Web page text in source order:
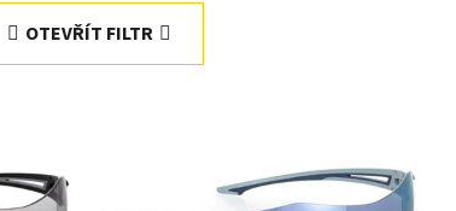
OTEVŘÍT FILTR